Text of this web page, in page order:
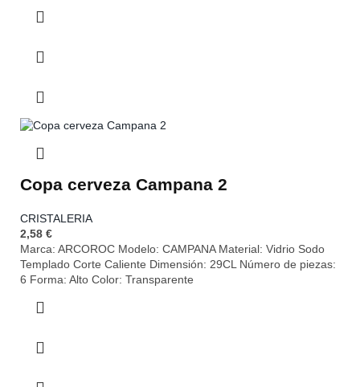
Copa cerveza Campana 2
CRISTALERIA
2,58 €
Marca: ARCOROC Modelo: CAMPANA Material: Vidrio Sodo
Templado Corte Caliente Dimensión: 29CL Número de piezas:
6 Forma: Alto Color: Transparente